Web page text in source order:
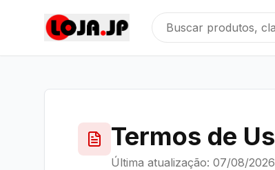
Termos de
Última atualização: 07/08/2026